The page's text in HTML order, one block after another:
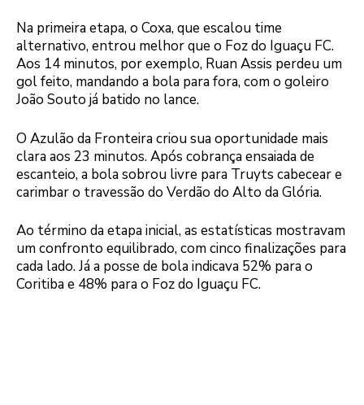
Na primeira etapa, o Coxa, que escalou time
alternativo, entrou melhor que o Foz do Iguaçu FC.
Aos 14 minutos, por exemplo, Ruan Assis perdeu um
gol feito, mandando a bola para fora, com o goleiro
João Souto já batido no lance.
O Azulão da Fronteira criou sua oportunidade mais
clara aos 23 minutos. Após cobrança ensaiada de
escanteio, a bola sobrou livre para Truyts cabecear e
carimbar o travessão do Verdão do Alto da Glória.
Ao término da etapa inicial, as estatísticas mostravam
um confronto equilibrado, com cinco finalizações para
cada lado. Já a posse de bola indicava 52% para o
Coritiba e 48% para o Foz do Iguaçu FC.